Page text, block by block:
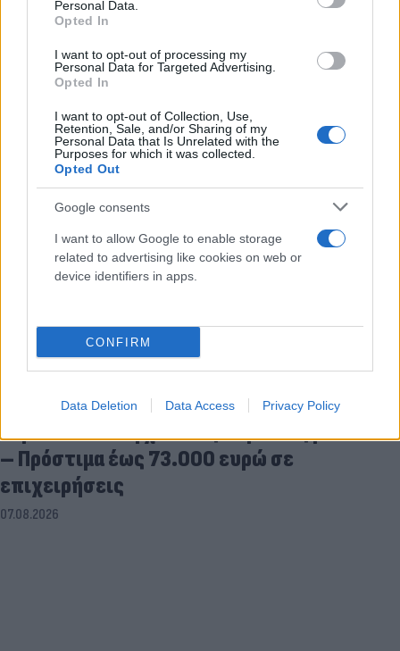
Personal Data.
Opted In
I want to opt-out of processing my
Personal Data for Targeted Advertising.
Opted In
I want to opt-out of Collection, Use,
Retention, Sale, and/or Sharing of my
Personal Data that Is Unrelated with the
Purposes for which it was collected.
Opted Out
Google consents
I want to allow Google to enable storage
related to advertising like cookies on web or
device identifiers in apps.
CONFIRM
Data Deletion Data Access Privacy Policy
Σαρωτικοί έλεγχοι στις παραλίες με drones
– Πρόστιμα έως 73.000 ευρώ σε
επιχειρήσεις
07.08.2026